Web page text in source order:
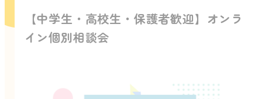
【中学生・高校生・保護者歓迎】オンラ
イン個別相談会